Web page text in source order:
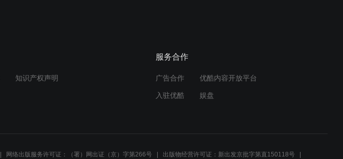
知识产权声明
服务合作
广告合作 优酷内容开放平台
入驻优酷 娱盘
网络出版服务许可证：（署）网出证（京）字第266号 出版物经营许可证：新出发京批字第直150118号